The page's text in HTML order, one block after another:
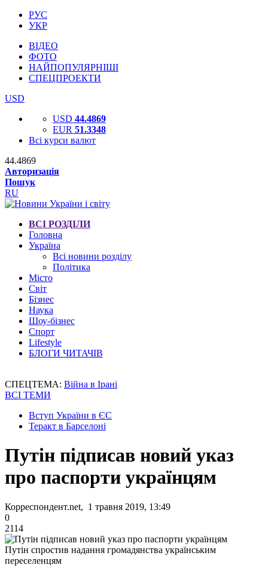
РУС
УКР
ВІДЕО
ФОТО
НАЙПОПУЛЯРНІШІ
СПЕЦПРОЕКТИ
USD
USD 44.4869
EUR 51.3348
Всі курси валют
44.4869
Авторизація
Пошук
RU
ВСІ РОЗДІЛИ
Головна
Україна
Всі новини розділу
Політика
Місто
Світ
Бізнес
Наука
Шоу-бізнес
Спорт
Lifestyle
БЛОГИ ЧИТАЧІВ
СПЕЦТЕМА: Війна в Ірані
ВСІ ТЕМИ
Вступ України в ЄС
Теракт в Барселоні
Путін підписав новий указ
про паспорти українцям
Корреспондент.net, 1 травня 2019, 13:49
0
2114
Путін спростив надання громадянства українським
переселенцям